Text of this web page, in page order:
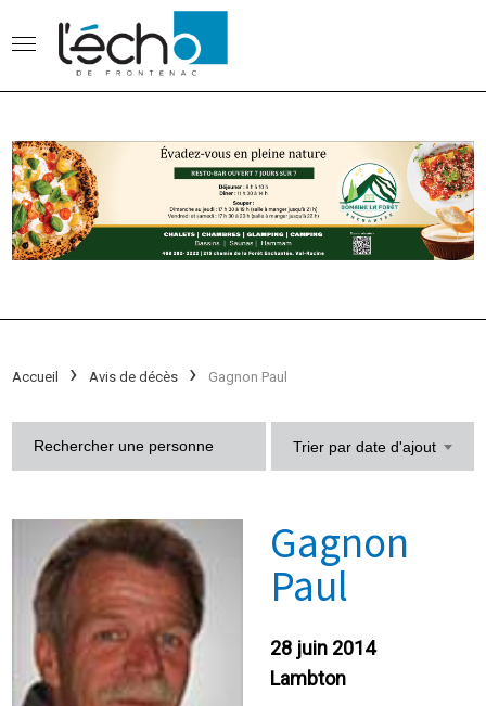
Accueil Avis de décès Gagnon Paul
Trier par date d'ajout
Gagnon
Paul
28 juin 2014
Lambton